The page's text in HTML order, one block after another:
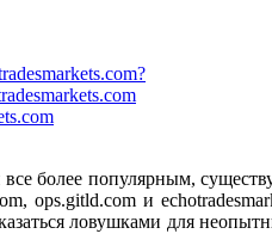
более популярным,
ops.gitld.com и
ловушками для